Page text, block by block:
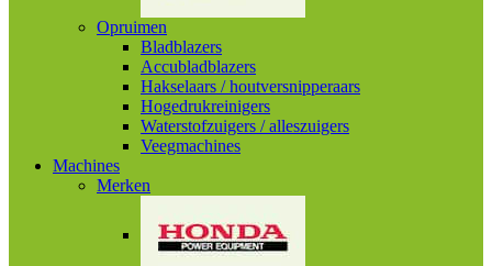
Opruimen
Bladblazers
Accubladblazers
Hakselaars / houtversnipperaars
Hogedrukreinigers
Waterstofzuigers / alleszuigers
Veegmachines
Machines
Merken